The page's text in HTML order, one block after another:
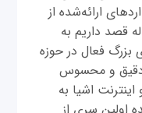
ارائه‌شده از
قصد داریم به
بزرگ فعال در حوزه
دقیق و محسوس
اشیا به